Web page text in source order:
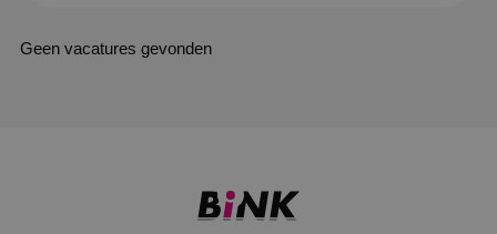
Geen vacatures gevonden